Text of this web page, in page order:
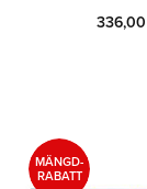
336,00
MÄNGD-
RABATT